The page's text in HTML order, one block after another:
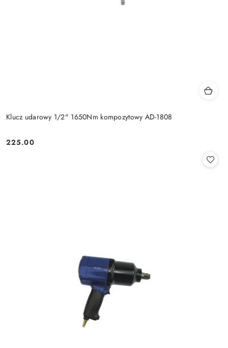
Klucz udarowy 1/2" 1650Nm kompozytowy AD-1808
Cena:
225.00